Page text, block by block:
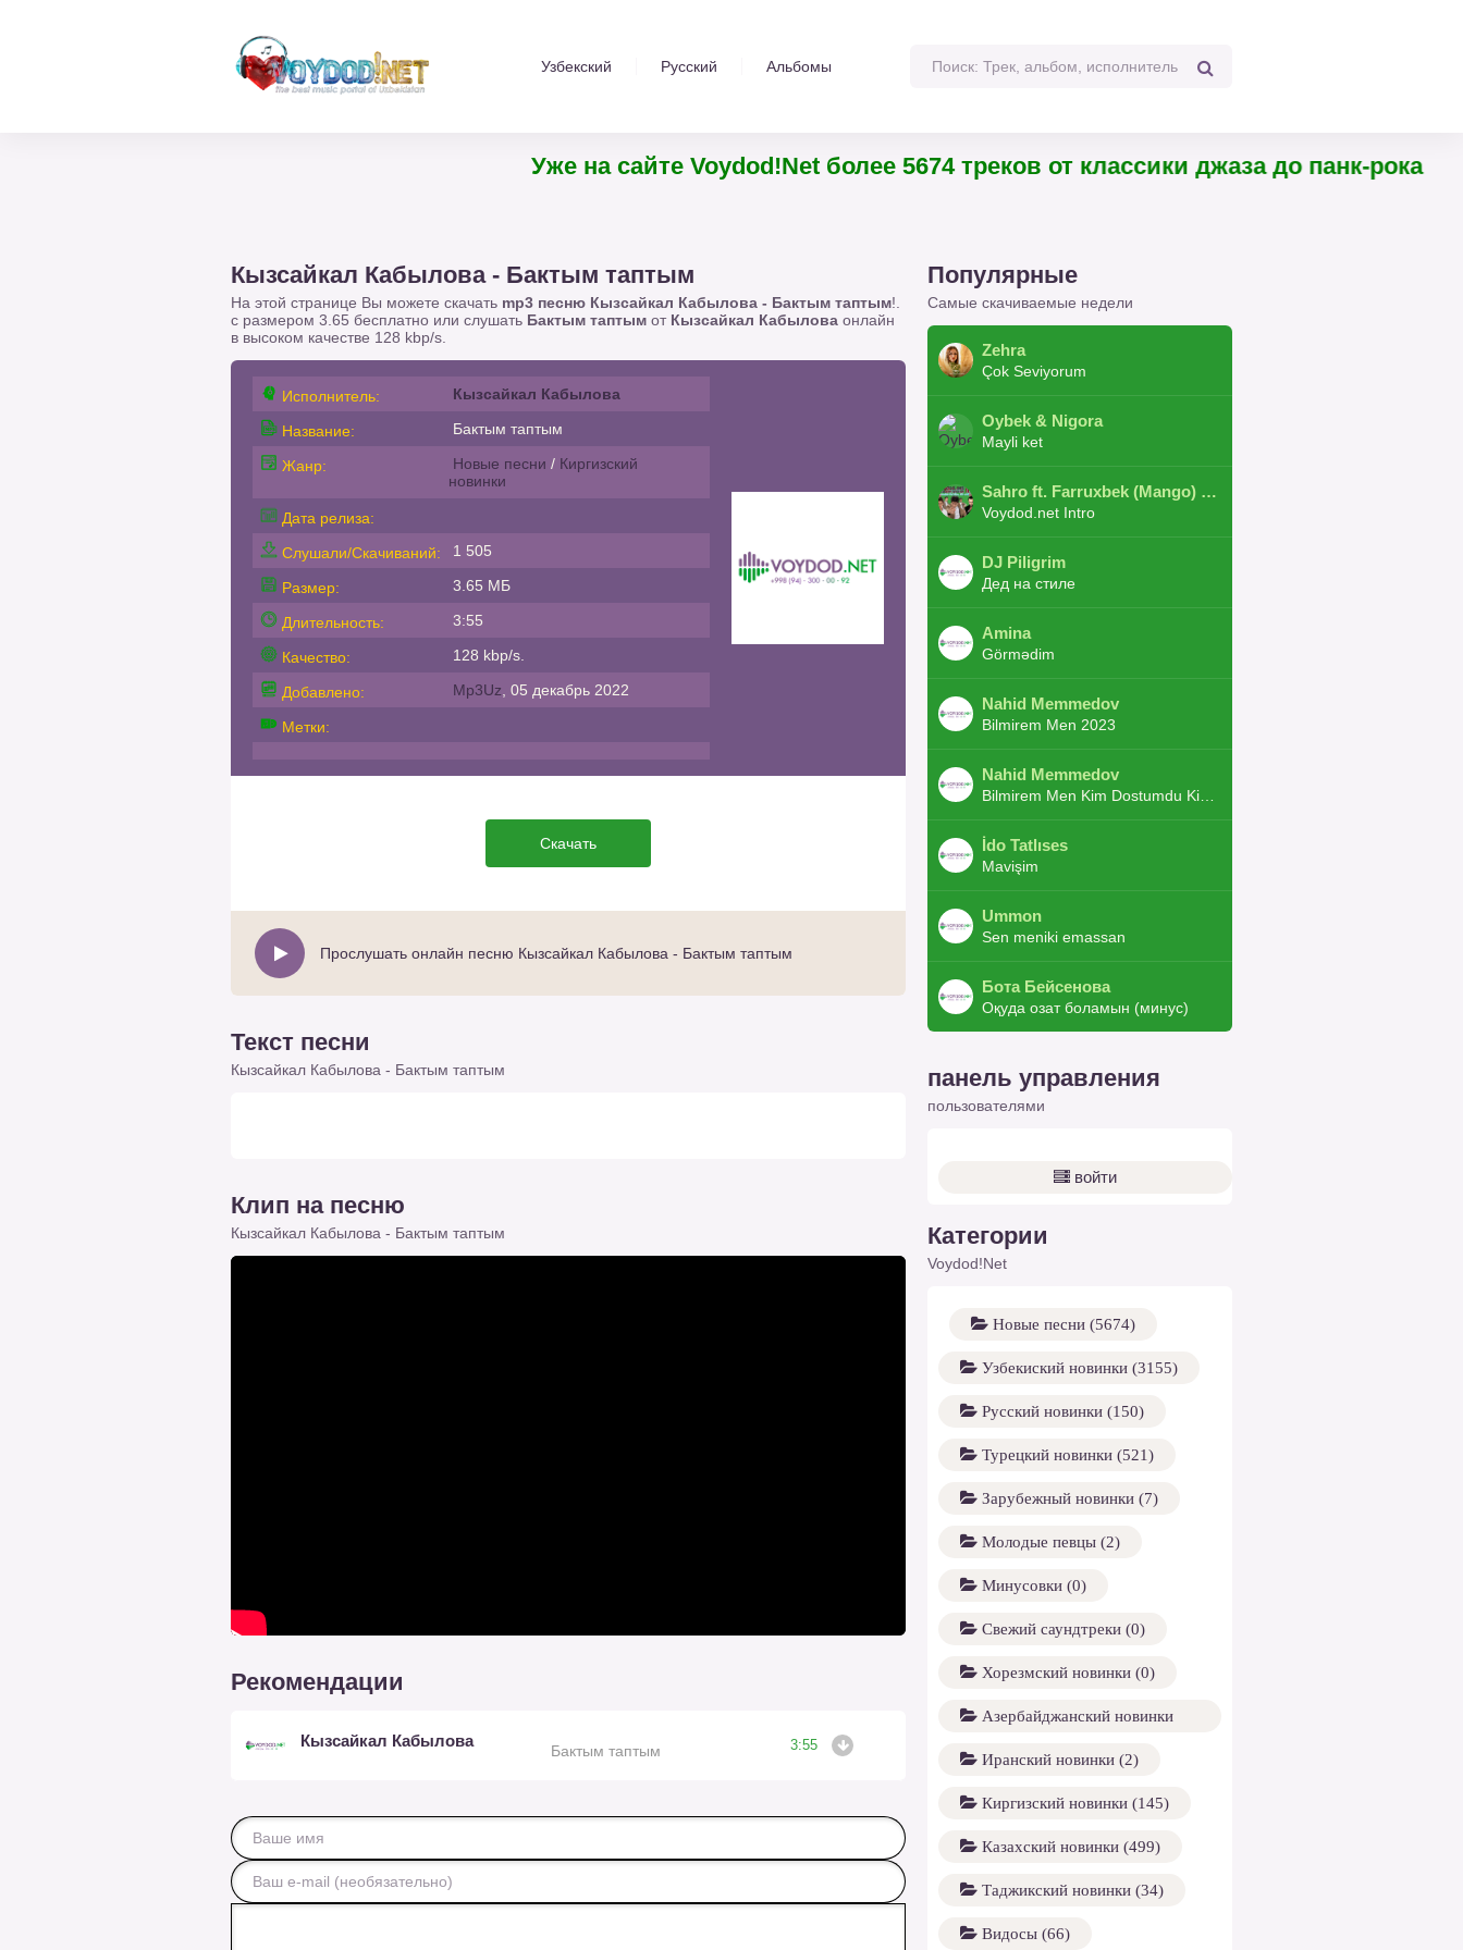
Узбекский Русский Альбомы
Уже на сайте Voydod!Net более 5674 треков от классики джаза до панк-рока
Кызсайкал Кабылова - Бактым таптым
На этой странице Вы можете скачать mp3 песню Кызсайкал Кабылова - Бактым таптым!.
с размером 3.65 бесплатно или слушать Бактым таптым от Кызсайкал Кабылова онлайн
в высоком качестве 128 kbp/s.
Исполнитель: Кызсайкал Кабылова
Название: Бактым таптым
Жанр: Новые песни / Киргизский
новинки
Дата релиза:
Слушали/Скачиваний:
1 505
Размер: 3.65 МБ
Длительность: 3:55
Качество: 128 kbp/s.
Добавлено: Mp3Uz , 05 декабрь 2022
Метки:
Скачать
Прослушать онлайн песню Кызсайкал Кабылова - Бактым таптым
Текст песни
Кызсайкал Кабылова - Бактым таптым
Клип на песню
Кызсайкал Кабылова - Бактым таптым
Рекомендации
Кызсайкал Кабылова
Бактым таптым 3:55
Популярные
Самые скачиваемые недели
Zehra
Çok Seviyorum
Oybek & Nigora
Mayli ket
Sahro ft. Farruxbek (Mango) ft. Shaxboz ft. Navruz and Zarba ft. DJ.JoHa
Voydod.net Intro
DJ Piligrim
Дед на стиле
Amina
Görmədim
Nahid Memmedov
Bilmirem Men 2023
Nahid Memmedov
İdo Tatlıses
Mavişim
Ummon
Sen meniki emassan
Бота Бейсенова
Оқуда озат боламын (минус)
панель управления
пользователями
войти
Категории
Voydod!Net
Новые песни (5674)
Узбекиский новинки (3155)
Русский новинки (150)
Турецкий новинки (521)
Зарубежный новинки (7)
Молодые певцы (2)
Минусовки (0)
Свежий саундтреки (0)
Хорезмский новинки (0)
Азербайджанский новинки
(1158)
Иранский новинки (2)
Киргизский новинки (145)
Казахский новинки (499)
Таджикский новинки (34)
Видосы (66)